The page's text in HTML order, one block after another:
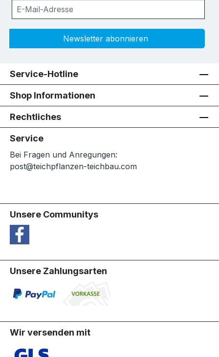
Newsletter abonnieren
Service-Hotline
Shop Informationen
Rechtliches
Service
Bei Fragen und Anregungen:
post@teichpflanzen-teichbau.com
Unsere Communitys
Unsere Zahlungsarten
Wir versenden mit